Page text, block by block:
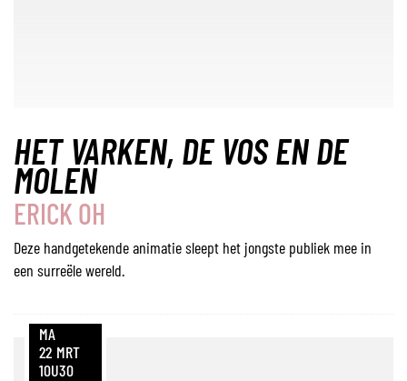
HET VARKEN, DE VOS EN DE
MOLEN
ERICK OH
Deze handgetekende animatie sleept het jongste publiek mee in
een surreële wereld.
MA
22 MRT
10U30